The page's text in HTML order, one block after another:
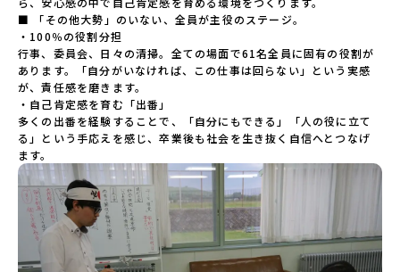
■ 「その他大勢」のいない、全員が主役のステージ。
・100％の役割分担
行事、委員会、日々の清掃。全ての場面で61名全員に固有の役割が
あります。「自分がいなければ、この仕事は回らない」という実感
が、責任感を磨きます。
・自己肯定感を育む「出番」
多くの出番を経験することで、「自分にもできる」「人の役に立て
る」という手応えを感じ、卒業後も社会を生き抜く自信へとつなげ
ます。